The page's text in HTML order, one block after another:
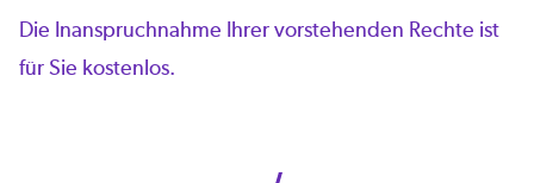
Die Inanspruchnahme Ihrer vorstehenden Rechte ist
für Sie kostenlos.